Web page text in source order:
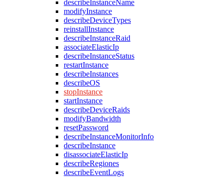
describeInstanceName
modifyInstance
describeDeviceTypes
reinstallInstance
describeInstanceRaid
associateElasticIp
describeInstanceStatus
restartInstance
describeInstances
describeOS
stopInstance
startInstance
describeDeviceRaids
modifyBandwidth
resetPassword
describeInstanceMonitorInfo
describeInstance
disassociateElasticIp
describeRegiones
describeEventLogs